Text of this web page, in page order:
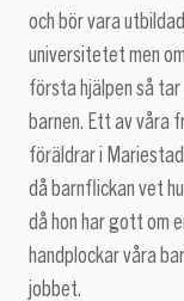
och bör vara
universitetet men
första hjälpen så tar
barnen. Ett av våra
föräldrar i
då barnflickan vet
då hon har gott om
handplockar våra
jobbet.